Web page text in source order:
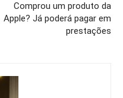
Comprou um produto da
Apple? Já poderá pagar em
prestações